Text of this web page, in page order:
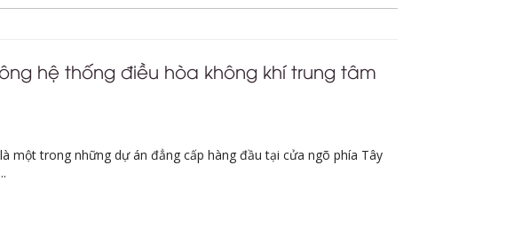
hệ thống điều hòa không khí trung tâm
một trong những dự án đẳng cấp hàng đầu tại cửa ngõ phía Tây